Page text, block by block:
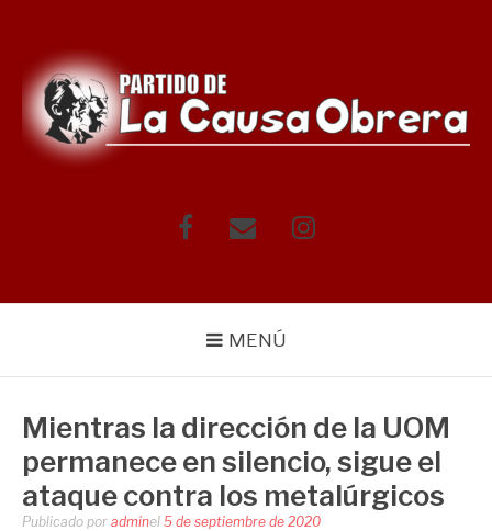
contenido
FacebookCorreo Instagram
MENÚ
Mientras la dirección de la UOM
permanece en silencio, sigue el
ataque contra los metalúrgicos
Publicado por adminel 5 de septiembre de 2020